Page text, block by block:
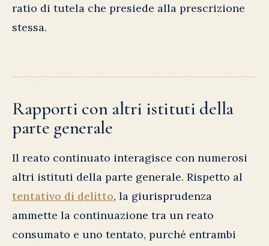
ratio di tutela che presiede alla prescrizione
stessa.
Rapporti con altri istituti della
parte generale
Il reato continuato interagisce con numerosi
altri istituti della parte generale. Rispetto al
tentativo di delitto, la giurisprudenza
ammette la continuazione tra un reato
consumato e uno tentato, purché entrambi